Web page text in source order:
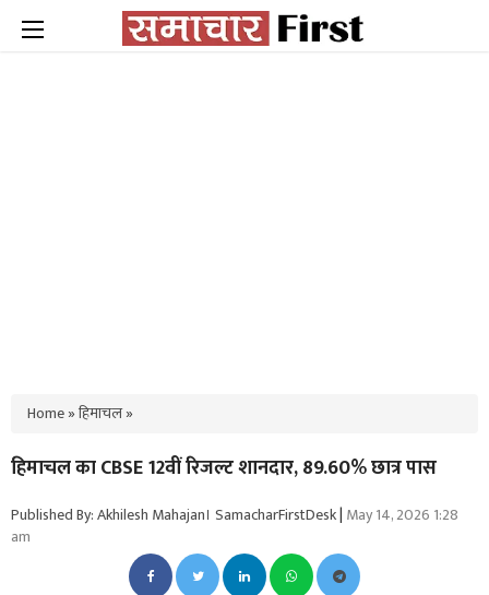
Home»हिमाचल»
हिमाचल का CBSE 12वीं रिजल्ट शानदार, 89.60% छात्र पास
Published By: Akhilesh Mahajan। SamacharFirstDesk| May 14, 2026 1:28
am